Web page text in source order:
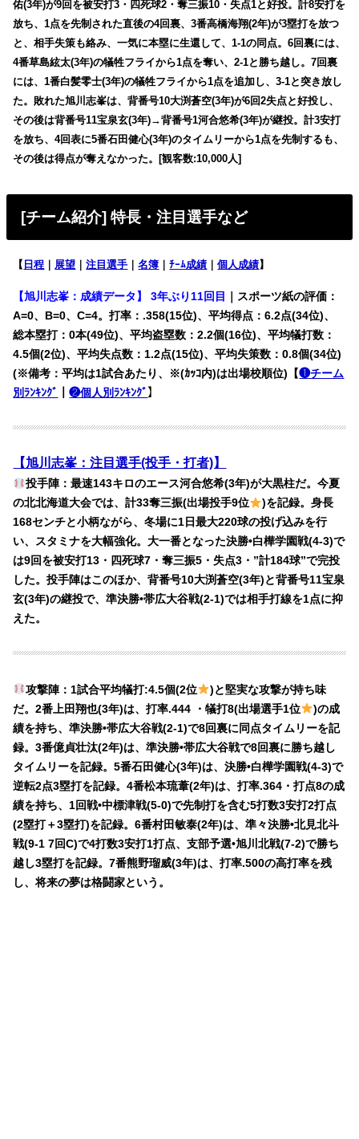
佑(3年)が9回を被安打3・四死球2・奪三振10・失点1と好投。計8安打を
放ち、1点を先制された直後の4回裏、3番高橋海翔(2年)が3塁打を放つ
と、相手失策も絡み、一気に本塁に生還して、1-1の同点。6回裏には、
4番草島絃太(3年)の犠牲フライから1点を奪い、2-1と勝ち越し。7回裏
には、1番白髪零士(3年)の犠牲フライから1点を追加し、3-1と突き放し
た。敗れた旭川志峯は、背番号10大渕蒼空(3年)が6回2失点と好投し、
その後は背番号11宝泉玄(3年)→背番号1河合悠希(3年)が継投。計3安打
を放ち、4回表に5番石田健心(3年)のタイムリーから1点を先制するも、
その後は得点が奪えなかった。[観客数:10,000人]
[チーム紹介] 特長・注目選手など
【 日程 ｜ 展望 ｜注目選手 ｜名簿 ｜ﾁｰﾑ成績 ｜個人成績】
【旭川志峯：成績データ】 3年ぶり11回目
｜スポーツ紙の評価：
A=0、B=0、C=4。打率：.358(15位)、平均得点：6.2点(34位)、
総本塁打：0本(49位)、平均盗塁数：2.2個(16位)、平均犠打数：
4.5個(2位)、平均失点数：1.2点(15位)、平均失策数：0.8個(34位)
(※備考：平均は1試合あたり、※(ｶｯｺ内)は出場校順位)【❶チーム
別ﾗﾝｷﾝｸﾞ
｜❷個人別ﾗﾝｷﾝｸﾞ 】
【旭川志峯：注目選手(投手・打者)】
投手陣：最速143キロのエース河合悠希(3年)が大黒柱だ。今夏
の北北海道大会では、計33奪三振(出場投手9位
)を記録。身長
168センチと小柄ながら、冬場に1日最大220球の投げ込みを行
い、スタミナを大幅強化。大一番となった決勝•白樺学園戦(4-3)で
は9回を被安打13・四死球7・奪三振5・失点3・”計184球”で完投
した。投手陣はこのほか、背番号10大渕蒼空(3年)と背番号11宝泉
玄(3年)の継投で、準決勝•帯広大谷戦(2-1)では相手打線を1点に抑
えた。
攻撃陣：1試合平均犠打:4.5個(2位
)と堅実な攻撃が持ち味
だ。2番上田翔也(3年)は、打率.444 ・犠打8(出場選手1位
)の成
績を持ち、準決勝•帯広大谷戦(2-1)で8回裏に同点タイムリーを記
録。3番億貞壮汰(2年)は、準決勝•帯広大谷戦で8回裏に勝ち越し
タイムリーを記録。5番石田健心(3年)は、決勝•白樺学園戦(4-3)で
逆転2点3塁打を記録。4番松本琉葦(2年)は、打率.364・打点8の成
績を持ち、1回戦•中標津戦(5-0)で先制打を含む5打数3安打2打点
(2塁打＋3塁打)を記録。6番村田敏泰(2年)は、準々決勝•北見北斗
戦(9-1 7回C)で4打数3安打1打点、支部予選•旭川北戦(7-2)で勝ち
越し3塁打を記録。7番熊野瑠威(3年)は、打率.500の高打率を残
し、将来の夢は格闘家という。